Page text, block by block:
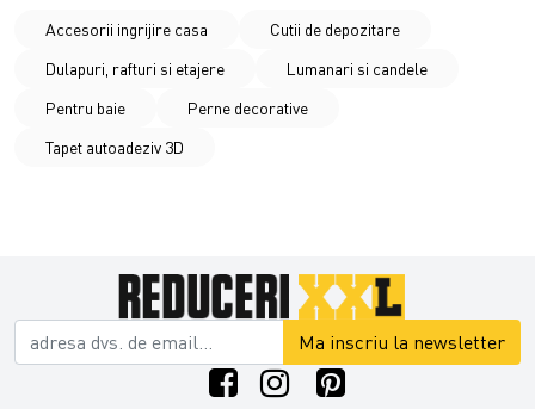
Accesorii ingrijire casa
Cutii de depozitare
Dulapuri, rafturi si etajere
Lumanari si candele
Pentru baie
Perne decorative
Tapet autoadeziv 3D
Ma inscriu la newsletter